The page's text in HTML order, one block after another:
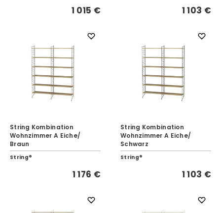
1 015 € 1 103 €
String Kombination
Wohnzimmer A Eiche/
Braun
String®
1 176 €
String Kombination
Wohnzimmer A Eiche/
Schwarz
String®
1 103 €